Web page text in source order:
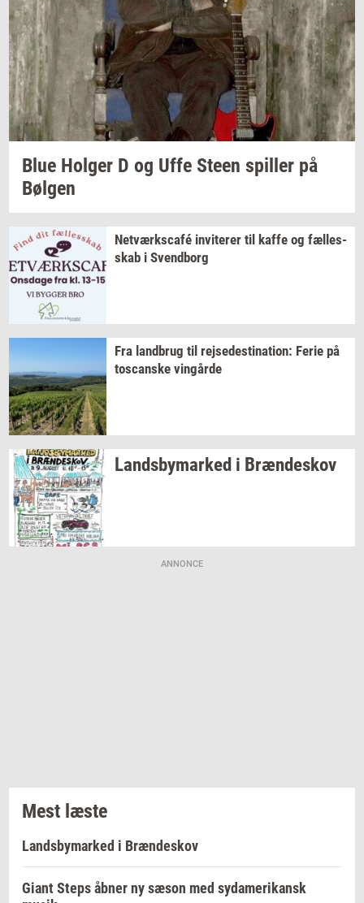
Blue Hol­ger D og Uffe Steen spil­ler på
Bøl­gen
Netværkscafé in­vi­te­rer til kaffe og fæl­les­
skab i Svend­borg
Fra land­brug til rej­se­desti­na­tion: Ferie på
toscan­ske vin­går­de
Lands­by­mar­ked i Bræn­de­skov
ANNONCE
Mest læste
Landsbymarked i Brændeskov
Giant Steps åbner ny sæson med sydamerikansk